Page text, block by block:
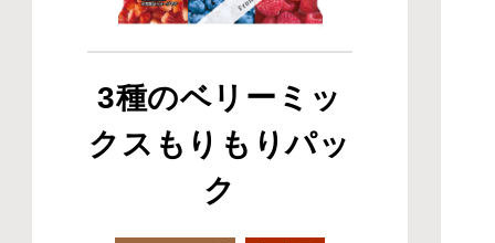
3種のベリーミッ
クスもりもりパッ
ク